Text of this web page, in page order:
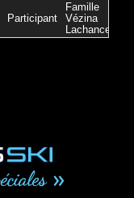
Participant
Famille
Vézina
Lachance